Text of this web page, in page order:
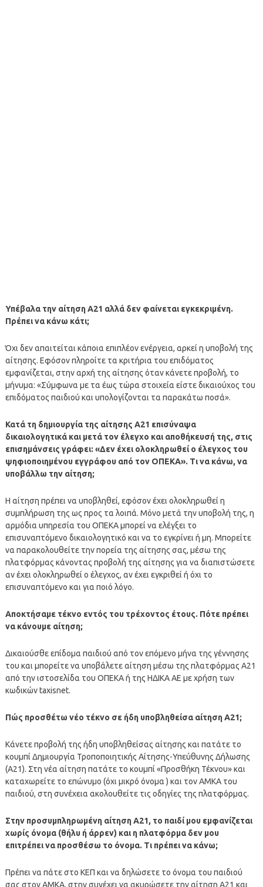
Υπέβαλα την αίτηση Α21 αλλά δεν φαίνεται εγκεκριμένη.
Πρέπει να κάνω κάτι;
Όχι δεν απαιτείται κάποια επιπλέον ενέργεια, αρκεί η υποβολή της
αίτησης. Εφόσον πληροίτε τα κριτήρια του επιδόματος
εμφανίζεται, στην αρχή της αίτησης όταν κάνετε προβολή, το
μήνυμα: «Σύμφωνα με τα έως τώρα στοιχεία είστε δικαιούχος του
επιδόματος παιδιού και υπολογίζονται τα παρακάτω ποσά».
Κατά τη δημιουργία της αίτησης Α21 επισύναψα
δικαιολογητικά και μετά τον έλεγχο και αποθήκευσή της, στις
επισημάνσεις γράφει: «Δεν έχει ολοκληρωθεί ο έλεγχος του
ψηφιοποιημένου εγγράφου από τον ΟΠΕΚΑ». Τι να κάνω, να
υποβάλλω την αίτηση;
Η αίτηση πρέπει να υποβληθεί, εφόσον έχει ολοκληρωθεί η
συμπλήρωση της ως προς τα λοιπά. Μόνο μετά την υποβολή της, η
αρμόδια υπηρεσία του ΟΠΕΚΑ μπορεί να ελέγξει το
επισυναπτόμενο δικαιολογητικό και να το εγκρίνει ή μη. Μπορείτε
να παρακολουθείτε την πορεία της αίτησης σας, μέσω της
πλατφόρμας κάνοντας προβολή της αίτησης για να διαπιστώσετε
αν έχει ολοκληρωθεί ο έλεγχος, αν έχει εγκριθεί ή όχι το
επισυναπτόμενο και για ποιό λόγο.
Αποκτήσαμε τέκνο εντός του τρέχοντος έτους. Πότε πρέπει
να κάνουμε αίτηση;
Δικαιούσθε επίδομα παιδιού από τον επόμενο μήνα της γέννησης
του και μπορείτε να υποβάλετε αίτηση μέσω της πλατφόρμας Α21
από την ιστοσελίδα του ΟΠΕΚΑ ή της ΗΔΙΚΑ ΑΕ με χρήση των
κωδικών taxisnet.
Πώς προσθέτω νέο τέκνο σε ήδη υποβληθείσα αίτηση Α21;
Κάνετε προβολή της ήδη υποβληθείσας αίτησης και πατάτε το
κουμπί Δημιουργία Τροποποιητικής Αίτησης-Υπεύθυνης Δήλωσης
(Α21). Στη νέα αίτηση πατάτε το κουμπί «Προσθήκη Τέκνου» και
καταχωρείτε το επώνυμο (όχι μικρό όνομα ) και τον ΑΜΚΑ του
παιδιού, στη συνέχεια ακολουθείτε τις οδηγίες της πλατφόρμας.
Στην προσυμπληρωμένη αίτηση Α21, το παιδί μου εμφανίζεται
χωρίς όνομα (θήλυ ή άρρεν) και η πλατφόρμα δεν μου
επιτρέπει να προσθέσω το όνομα. Τι πρέπει να κάνω;
Πρέπει να πάτε στο ΚΕΠ και να δηλώσετε το όνομα του παιδιού
σας στον ΑΜΚΑ, στην συνέχει να ακυρώσετε την αίτηση Α21 και